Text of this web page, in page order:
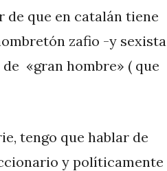
de que en catalán tiene
zafio -y sexista
«gran hombre» ( que
tengo que hablar de
y políticamente